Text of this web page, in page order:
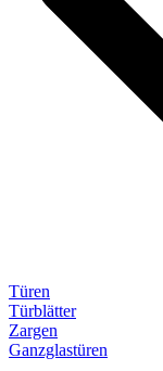
Türen
Türblätter
Zargen
Ganzglastüren